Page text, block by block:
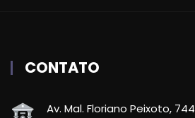
CONTATO
Av. Mal. Floriano Peixoto, 744